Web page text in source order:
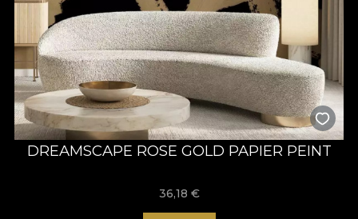
DREAMSCAPE ROSE GOLD PAPIER PEINT
36,18 €